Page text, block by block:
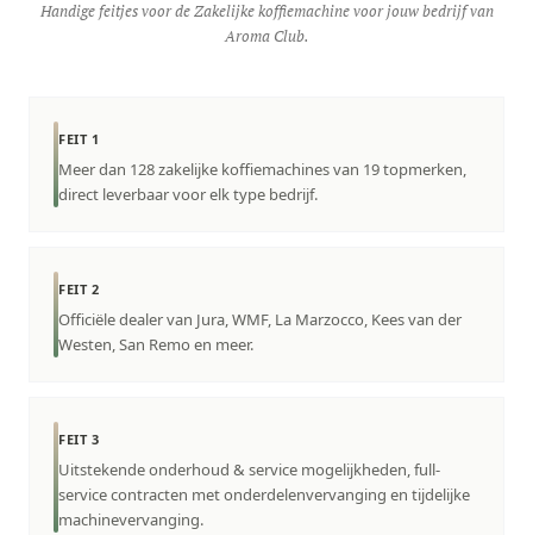
Handige feitjes voor de Zakelijke koffiemachine voor jouw bedrijf van
Aroma Club.
FEIT 1
Meer dan 128 zakelijke koffiemachines van 19 topmerken,
direct leverbaar voor elk type bedrijf.
FEIT 2
Officiële dealer van Jura, WMF, La Marzocco, Kees van der
Westen, San Remo en meer.
FEIT 3
Uitstekende onderhoud & service mogelijkheden, full-
service contracten met onderdelenvervanging en tijdelijke
machinevervanging.